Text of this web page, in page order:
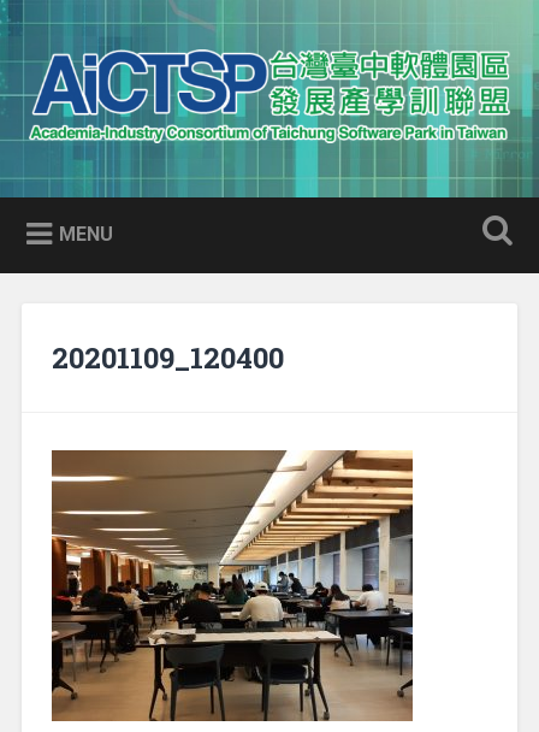
Skip
to
content
Search
AICTSP 台灣臺中軟體園區發展
產學訓聯盟
Academia-Industry Consortium of Taichung Software Park
in Taiwan
MENU
20201109_120400